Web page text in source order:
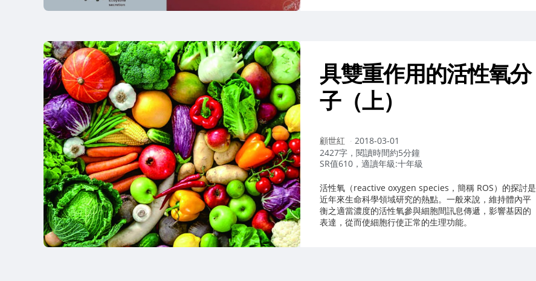
具雙重作用的活性氧分
子（上）
作
者：
顧世紅
2018-03-01
2427字，閱讀時間約5分鐘
SR值610，適讀年級:十年級
活性氧（reactive oxygen species，簡稱 ROS）的探討是
近年來生命科學領域研究的熱點。一般來說，維持體內平
衡之適當濃度的活性氧參與細胞間訊息傳遞，影響基因的
表達，從而使細胞行使正常的生理功能。